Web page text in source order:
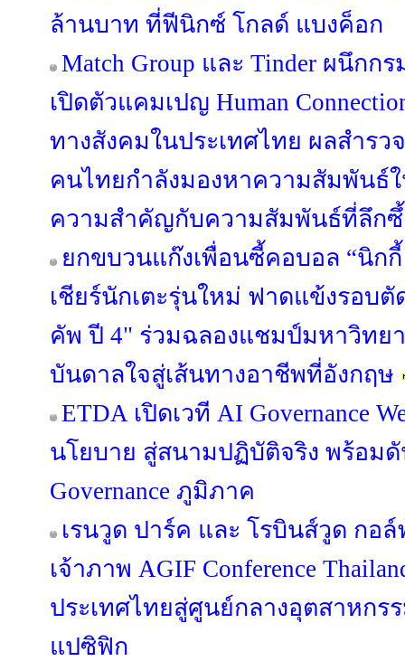
ล้านบาท ที่ฟีนิกซ์ โกลด์ แบงค็อก
Match Group และ Tinder ผนึก
เปิดตัวแคมเปญ Human
ทางสังคมในประเทศไทย ผลสำรว
คนไทยกำลังมองหาความสัมพันธ์
ความสำคัญกับความสัมพันธ์ที่ลึก
ยกขบวนแก๊งเพื่อนซี้คอบอล “นิกกี้
เชียร์นักเตะรุ่นใหม่ ฟาดแข้งรอบ
คัพ ปี 4" ร่วมฉลองแชมป์มหาวิทย
บันดาลใจสู่เส้นทางอาชีพที่อังกฤษ
ETDA เปิดเวที AI Governance
นโยบาย สู่สนามปฏิบัติจริง พร้อม
Governance ภูมิภาค
เรนวูด ปาร์ค และ โรบินส์วูด กอ
เจ้าภาพ AGIF Conference
ประเทศไทยสู่ศูนย์กลางอุตสาหกร
แปซิฟิก